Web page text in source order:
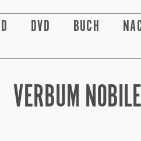
DVD BUCH
VERBUM NOBILE